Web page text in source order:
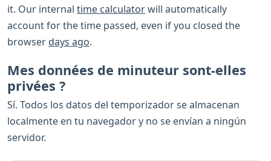
it. Our internal time calculatorwill automatically
account for the time passed, even if you closed the
browser days ago.
Mes données de minuteur sont-elles
privées ?
Sí. Todos los datos del temporizador se almacenan
localmente en tu navegador y no se envían a ningún
servidor.